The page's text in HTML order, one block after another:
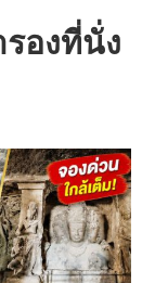
องที่นั่ง